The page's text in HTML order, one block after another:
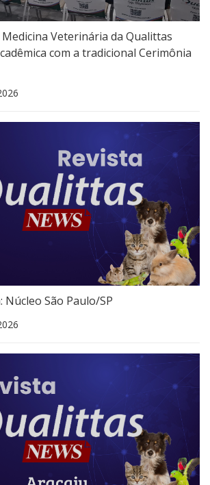
Veterinária da Qualittas
com a tradicional Cerimônia
Núcleo São Paulo/SP